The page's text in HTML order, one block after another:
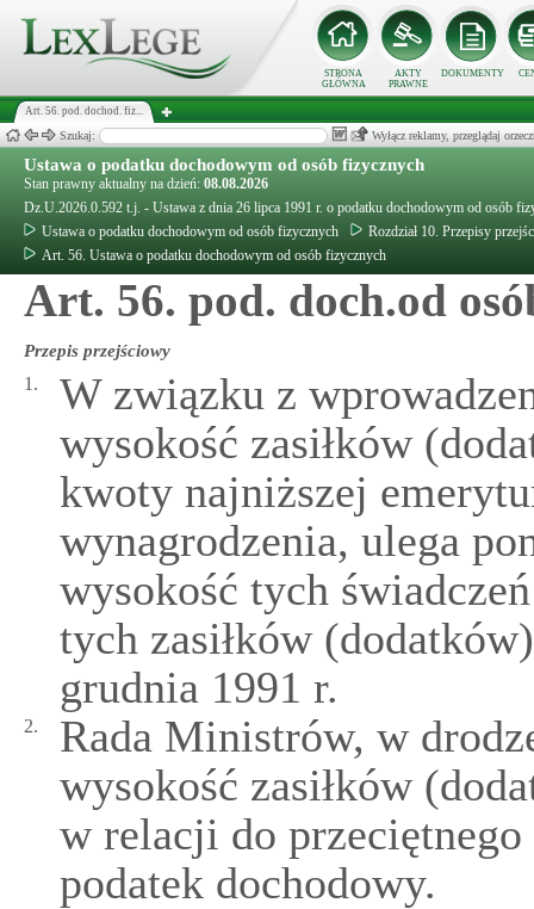
STRONA
GŁÓWNA
AKTY
PRAWNE
DOKUMENTY
Art. 56. pod. dochod. fiz...
Szukaj: Wyłącz reklamy, przeglądaj
Ustawa o podatku dochodowym od osób fizycznych
Stan prawny aktualny na dzień: 08.08.2026
Dz.U.2026.0.592 t.j. - Ustawa z dnia 26 lipca 1991 r. o podatku dochodowym od osób
Ustawa o podatku dochodowym od osób fizycznych
Rozdział 10. Przepisy
Art. 56. Ustawa o podatku dochodowym od osób fizycznych
Art. 56. pod. doch.od
Przepis przejściowy
1.
W związku z
wysokość zasiłków
kwoty najniższej
wynagrodzenia, ulega
wysokość tych
tych zasiłków
grudnia 1991 r.
2.
Rada Ministrów, w
wysokość zasiłków
w relacji do
podatek dochodowy.